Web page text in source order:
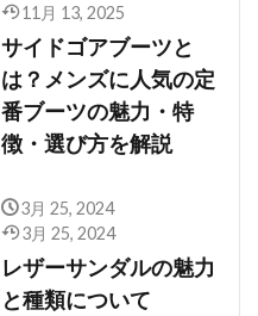
11月 13, 2025
サイドゴアブーツと
は？メンズに人気の定
番ブーツの魅力・特
徴・選び方を解説
3月 25, 2024
3月 25, 2024
レザーサンダルの魅力
と種類について